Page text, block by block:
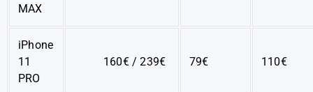
MAX
iPhone
11
PRO
160€ / 239€ 79€ 110€